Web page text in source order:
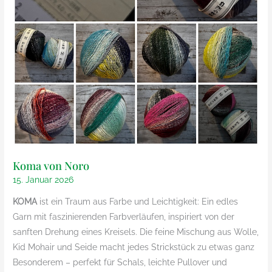
Koma von Noro
15. Januar 2026
KOMA ist ein Traum aus Farbe und Leichtigkeit: Ein edles
Garn mit faszinierenden Farbverläufen, inspiriert von der
sanften Drehung eines Kreisels. Die feine Mischung aus Wolle,
Kid Mohair und Seide macht jedes Strickstück zu etwas ganz
Besonderem – perfekt für Schals, leichte Pullover und